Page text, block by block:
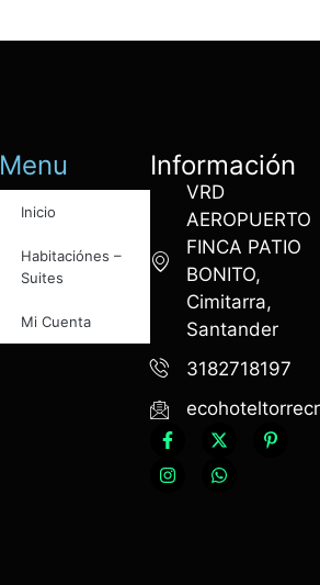
Menu
Inicio
Habitaciónes –
Suites
Mi Cuenta
Información
VRD
AEROPUERTO
FINCA PATIO
BONITO,
Cimitarra,
Santander
3182718197